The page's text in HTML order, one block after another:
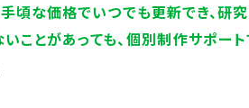
手頃な価格でいつでも更新でき、研
ことがあっても、個別制作サポー